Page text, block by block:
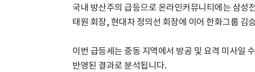
국내 방산주의 급등으로 온라인커뮤니티에는 삼성
태원 회장, 현대차 정의선 회장에 이어 한화그룹 김
이번 급등세는 중동 지역에서 방공 및 요격 미사일
반영된 결과로 분석됩니다.